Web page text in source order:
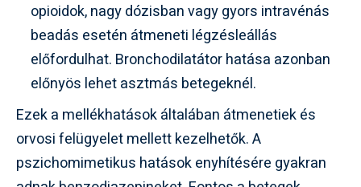
opioidok, nagy dózisban vagy gyors intravénás
beadás esetén átmeneti légzésleállás
előfordulhat. Bronchodilatátor hatása azonban
előnyös lehet asztmás betegeknél.
Ezek a mellékhatások általában átmenetiek és
orvosi felügyelet mellett kezelhetők. A
pszichomimetikus hatások enyhítésére gyakran